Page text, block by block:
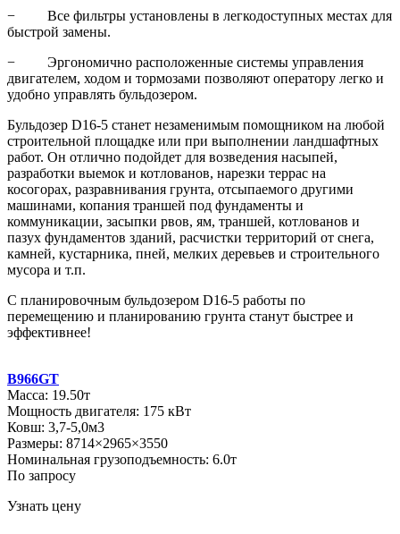
− Все фильтры установлены в легкодоступных местах для
быстрой замены.
− Эргономично расположенные системы управления
двигателем, ходом и тормозами позволяют оператору легко и
удобно управлять бульдозером.
Бульдозер D16-5 станет незаменимым помощником на любой
строительной площадке или при выполнении ландшафтных
работ. Он отлично подойдет для возведения насыпей,
разработки выемок и котлованов, нарезки террас на
косогорах, разравнивания грунта, отсыпаемого другими
машинами, копания траншей под фундаменты и
коммуникации, засыпки рвов, ям, траншей, котлованов и
пазух фундаментов зданий, расчистки территорий от снега,
камней, кустарника, пней, мелких деревьев и строительного
мусора и т.п.
С планировочным бульдозером D16-5 работы по
перемещению и планированию грунта станут быстрее и
эффективнее!
B966GT
Масса: 19.50т
Мощность двигателя: 175 кВт
Ковш: 3,7-5,0м3
Размеры: 8714×2965×3550
Номинальная грузоподъемность: 6.0т
По запросу
Узнать цену